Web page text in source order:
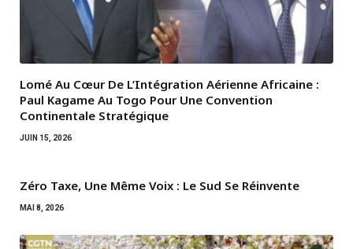
Lomé Au Cœur De L’Intégration Aérienne Africaine :
Paul Kagame Au Togo Pour Une Convention
Continentale Stratégique
JUIN 15, 2026
Zéro Taxe, Une Même Voix : Le Sud Se Réinvente
MAI 8, 2026